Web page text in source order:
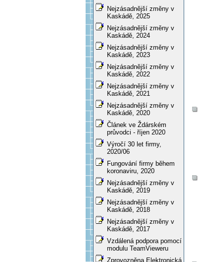
Nejzásadnější změny v
Kaskádě, 2025
Nejzásadnější změny v
Kaskádě, 2024
Nejzásadnější změny v
Kaskádě, 2023
Nejzásadnější změny v
Kaskádě, 2022
Nejzásadnější změny v
Kaskádě, 2021
Nejzásadnější změny v
Kaskádě, 2020
Článek ve Ždárském
průvodci - říjen 2020
Výročí 30 let firmy,
2020/06
Fungování firmy během
koronaviru, 2020
Nejzásadnější změny v
Kaskádě, 2019
Nejzásadnější změny v
Kaskádě, 2018
Nejzásadnější změny v
Kaskádě, 2017
Vzdálená podpora pomocí
modulu TeamVieweru
Zprovozněna Elektronická